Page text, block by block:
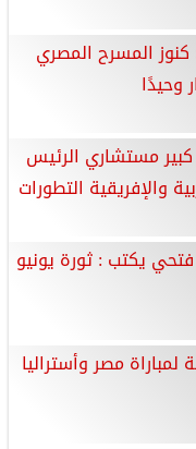
المسرح المصري
كبير مستشاري الرئيس
والإفريقية التطورات
يكتب : ثورة يونيو
لمباراة مصر وأستراليا